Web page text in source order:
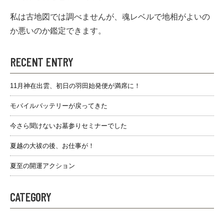
私は古地図では調べませんが、魂レベルで地相がよいの
か悪いのか鑑定できます。
RECENT ENTRY
11月神在出雲、初日の羽田始発便が満席に！
モバイルバッテリーが戻ってきた
今さら聞けないお墓参りセミナーでした
夏越の大祓の後、お仕事が！
夏至の開運アクション
CATEGORY